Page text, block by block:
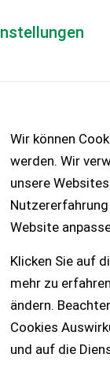
Wir können
werden. Wir
unsere
Website
Klicken Sie auf
mehr zu
ändern.
Cookies
und auf die